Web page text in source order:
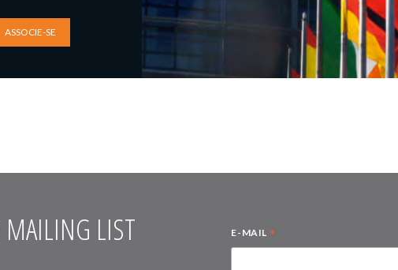
ASSOCIE-SE
MAILING LIST E-MAIL *